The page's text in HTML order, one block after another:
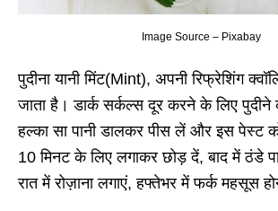
Image Source – Pixabay
पुदीना यानी मिंट(Mint), अपनी रिफ्रेशिंग
जाता है। डार्क सर्कल्स दूर करने के लिए पुदीने
हल्का सा पानी डालकर पीस लें और इस पेस्ट
10 मिनट के लिए लगाकर छोड़ दें, बाद में ठंडे
रात में रोज़ाना लगाएं, हफ्तेभर में फर्क महसूस